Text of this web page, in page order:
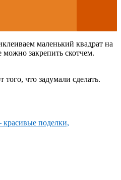
маленький квадрат на
закрепить скотчем.
что задумали сделать.